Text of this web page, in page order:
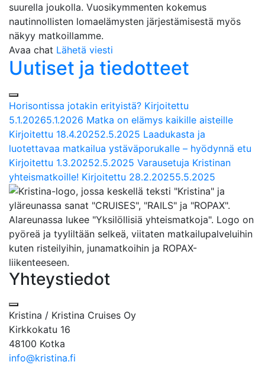
suurella joukolla. Vuosikymmenten kokemus
nautinnollisten lomaelämysten järjestämisestä myös
näkyy matkoillamme.
Avaa chat Lähetä viesti
Uutiset ja tiedotteet
Horisontissa jotakin erityistä? Kirjoitettu
5.1.20265.1.2026 Matka on elämys kaikille aisteille
Kirjoitettu 18.4.20252.5.2025 Laadukasta ja
luotettavaa matkailua ystäväporukalle – hyödynnä etu
Kirjoitettu 1.3.20252.5.2025 Varausetuja Kristinan
yhteismatkoille! Kirjoitettu 28.2.20255.5.2025
Yhteystiedot
Kristina / Kristina Cruises Oy
Kirkkokatu 16
48100 Kotka
info@kristina.fi